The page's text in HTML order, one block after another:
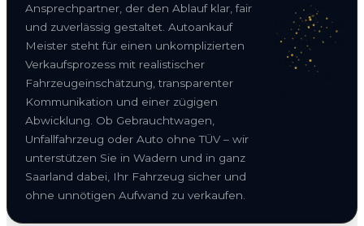
Ansprechpartner, der den Ablauf klar, fair
und zuverlässig gestaltet. Autoankauf
Meister steht für einen unkomplizierten
Verkaufsprozess mit realistischer
Fahrzeugeinschätzung, transparenter
Kommunikation und einer zügigen
Abwicklung. Ob Gebrauchtwagen,
Unfallfahrzeug oder Auto ohne TÜV – wir
unterstützen Sie in Wadern und in ganz
Saarland dabei, Ihr Fahrzeug sicher und
ohne unnötigen Aufwand zu verkaufen.